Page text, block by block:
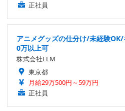
正社員
アニメグッズの仕分け/未経験
0万以上可
株式会社ELM
東京都
月給29万500円～59万円
正社員